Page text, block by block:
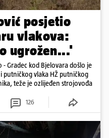
posjetio
vlakova:
ugrožen...'
Gradec kod Bjelovara došlo je
putničkog vlaka HŽ putničkog
teže je ozlijeđen strojovođa
126